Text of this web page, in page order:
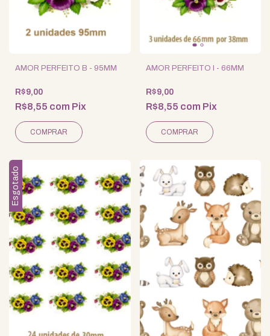
AMOR PERFEITO B - 95MM
R$9,00
R$8,55 com Pix
AMOR PERFEITO I - 66MM
R$9,00
R$8,55 com Pix
Esgotado